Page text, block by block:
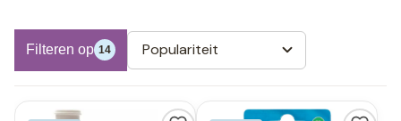
Filteren op 14 Populariteit